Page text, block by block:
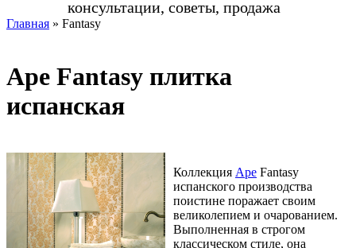
консультации, советы, продажа
Главная » Fantasy
Ape Fantasy плитка
испанская
Коллекция Ape Fantasy
испанского производства
поистине поражает своим
великолепием и очарованием.
Выполненная в строгом
классическом стиле, она